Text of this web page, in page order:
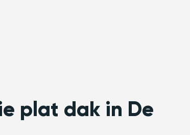
plat dak in De